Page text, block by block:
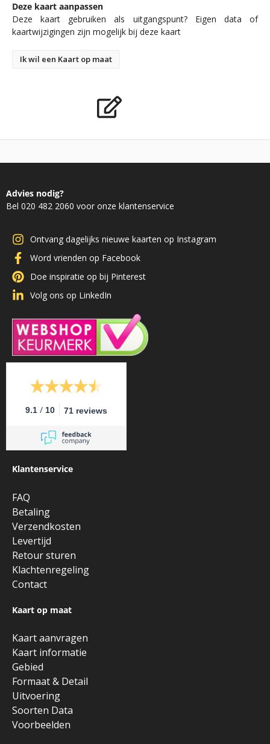
Deze kaart aanpassen
Deze kaart gebruiken als uitgangspunt? Eigen data of
kaartwijzigingen zijn mogelijk bij deze kaart
Ik wil een Kaart op maat
Advies nodig?
Bel 020 482 2060 voor onze klantenservice
Ontvang dagelijks nieuwe kaarten op Instagram
Word vrienden op Facebook
Doe inspiratie op bij Pinterest
Volg ons op LinkedIn
9.1 / 10 71 reviews
Klantenservice
FAQ
Betaling
Verzendkosten
Levertijd
Retour sturen
Klachtenregeling
Contact
Kaart op maat
Kaart aanvragen
Kaart informatie
Gebied
Formaat & Detail
Uitvoering
Soorten Data
Voorbeelden